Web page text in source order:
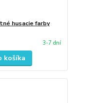
husacie farby
3-7 dní
košíka